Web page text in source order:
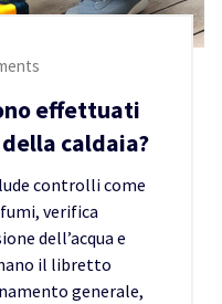
effettuati
caldaia?
controlli come
verifica
dell’acqua e
il libretto
generale,